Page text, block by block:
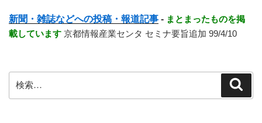
新聞・雑誌などへの投稿・報道記事 - まとまったものを掲
載しています 京都情報産業センタ セミナ要旨追加 99/4/10
索: